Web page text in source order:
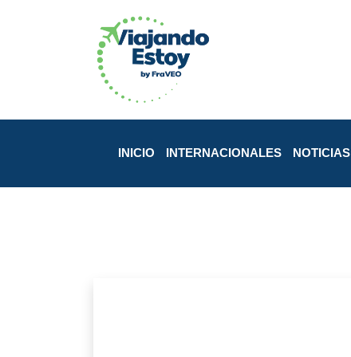
INICIO INTERNACIONALES NOTICIAS